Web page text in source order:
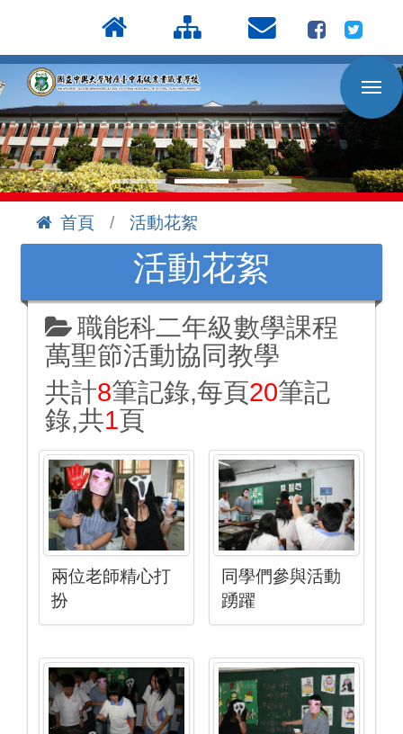
到
主
要
內
容
區
首頁
活動花絮
活動花絮
職能科二年級數學課程
萬聖節活動協同教學
共計8筆記錄,每頁20筆記
錄,共1頁
兩位老師精心打
扮
同學們參與活動
踴躍